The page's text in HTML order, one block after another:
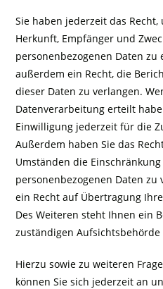
Sie haben jederzeit das
Herkunft, Empfänger und
personenbezogenen Daten zu
außerdem ein Recht, die
dieser Daten zu verlangen.
Datenverarbeitung erteilt
Einwilligung jederzeit für die
Außerdem haben Sie das
Umständen die
personenbezogenen Daten zu
ein Recht auf Übertragung
Des Weiteren steht Ihnen ein
zuständigen Aufsichtsbehörde
Hierzu sowie zu weiteren
können Sie sich jederzeit an